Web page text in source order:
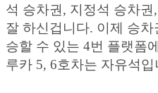
석 승차권, 지정석 승차
잘 하신겁니다. 이제 승
승할 수 있는 4번 플랫폼
루카 5, 6호차는 자유석입